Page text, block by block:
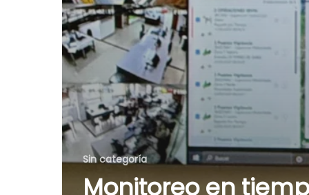
Sin categoría
Monitoreo en